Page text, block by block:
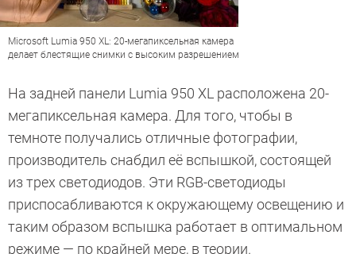
Microsoft Lumia 950 XL: 20-мегапиксельная камера
делает блестящие снимки с высоким разрешением
На задней панели Lumia 950 XL расположена 20-
мегапиксельная камера. Для того, чтобы в
темноте получались отличные фотографии,
производитель снабдил её вспышкой, состоящей
из трех светодиодов. Эти RGB-светодиоды
приспосабливаются к окружающему освещению и
таким образом вспышка работает в оптимальном
режиме — по крайней мере, в теории.